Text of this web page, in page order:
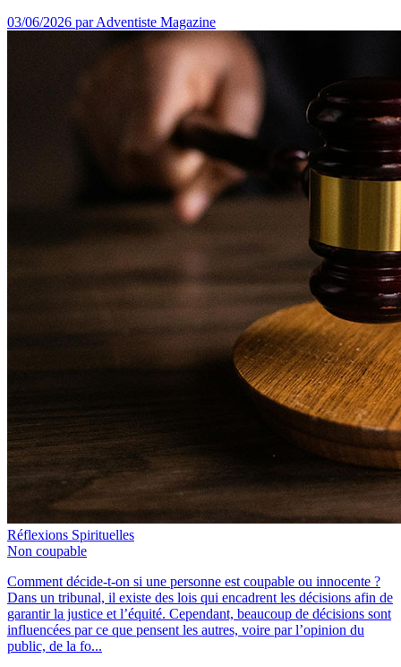
03/06/2026 par Adventiste Magazine
Réflexions Spirituelles
Non coupable
Comment décide-t-on si une personne est coupable ou innocente ?
Dans un tribunal, il existe des lois qui encadrent les décisions afin de
garantir la justice et l’équité. Cependant, beaucoup de décisions sont
influencées par ce que pensent les autres, voire par l’opinion du
public, de la fo...